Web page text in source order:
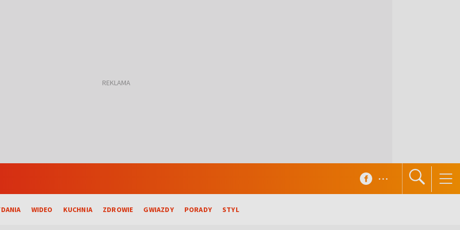
WIDEO KUCHNIA ZDROWIE GWIAZDY PORADY STYL
...